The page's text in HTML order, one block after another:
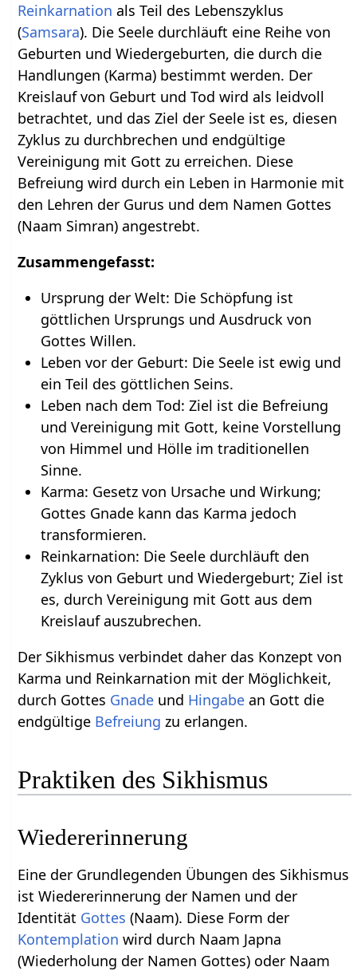
Reinkarnation als Teil des Lebenszyklus
(Samsara). Die Seele durchläuft eine Reihe von
Geburten und Wiedergeburten, die durch die
Handlungen (Karma) bestimmt werden. Der
Kreislauf von Geburt und Tod wird als leidvoll
betrachtet, und das Ziel der Seele ist es, diesen
Zyklus zu durchbrechen und endgültige
Vereinigung mit Gott zu erreichen. Diese
Befreiung wird durch ein Leben in Harmonie mit
den Lehren der Gurus und dem Namen Gottes
(Naam Simran) angestrebt.
Zusammengefasst:
Ursprung der Welt: Die Schöpfung ist
göttlichen Ursprungs und Ausdruck von
Gottes Willen.
Leben vor der Geburt: Die Seele ist ewig und
ein Teil des göttlichen Seins.
Leben nach dem Tod: Ziel ist die Befreiung
und Vereinigung mit Gott, keine Vorstellung
von Himmel und Hölle im traditionellen
Sinne.
Karma: Gesetz von Ursache und Wirkung;
Gottes Gnade kann das Karma jedoch
transformieren.
Reinkarnation: Die Seele durchläuft den
Zyklus von Geburt und Wiedergeburt; Ziel ist
es, durch Vereinigung mit Gott aus dem
Kreislauf auszubrechen.
Der Sikhismus verbindet daher das Konzept von
Karma und Reinkarnation mit der Möglichkeit,
durch Gottes Gnade und Hingabe an Gott die
endgültige Befreiung zu erlangen.
Praktiken des Sikhismus
Wiedererinnerung
Eine der Grundlegenden Übungen des Sikhismus
ist Wiedererinnerung der Namen und der
Identität Gottes (Naam). Diese Form der
Kontemplation wird durch Naam Japna
(Wiederholung der Namen Gottes) oder Naam